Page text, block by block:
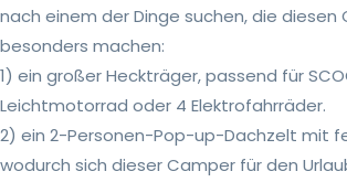
nach einem der Dinge suchen, die diesen
besonders machen:
1) ein großer Heckträger, passend für
Leichtmotorrad oder 4 Elektrofahrräder.
2) ein 2-Personen-Pop-up-Dachzelt mit
wodurch sich dieser Camper für den